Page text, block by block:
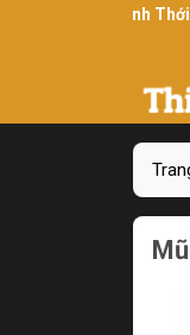
234 Bình Thới, P10,